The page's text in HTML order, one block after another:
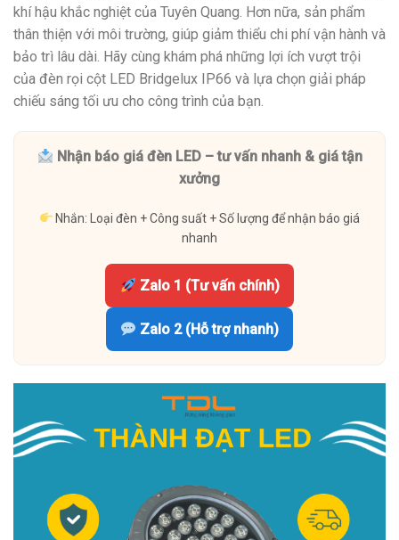
khí hậu khắc nghiệt của Tuyên Quang. Hơn nữa, sản phẩm
thân thiện với môi trường, giúp giảm thiểu chi phí vận hành và
bảo trì lâu dài. Hãy cùng khám phá những lợi ích vượt trội
của đèn rọi cột LED Bridgelux IP66 và lựa chọn giải pháp
chiếu sáng tối ưu cho công trình của bạn.
Nhận báo giá đèn LED – tư vấn nhanh & giá tận
xưởng
Nhắn: Loại đèn + Công suất + Số lượng để nhận báo giá
nhanh
Zalo 1 (Tư vấn chính)
Zalo 2 (Hỗ trợ nhanh)